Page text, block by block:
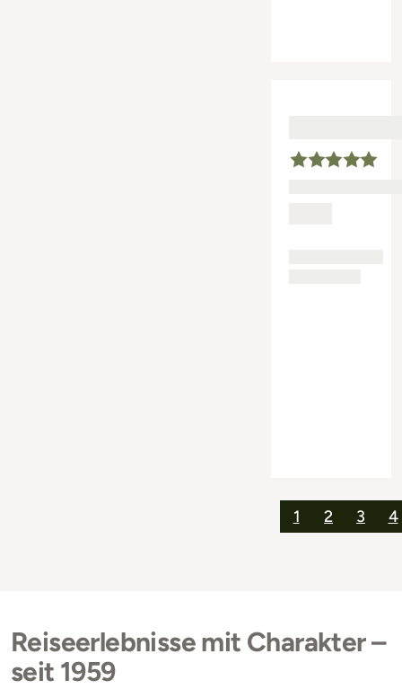
1 2 3 4
Reiseerlebnisse mit Charakter –
seit 1959